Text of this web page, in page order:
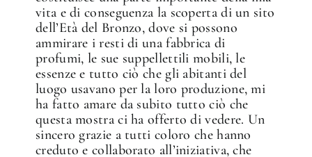
vita e di conseguenza la scoperta di un sito
dell’Età del Bronzo, dove si possono
ammirare i resti di una fabbrica di
profumi, le sue suppellettili mobili, le
essenze e tutto ciò che gli abitanti del
luogo usavano per la loro produzione, mi
ha fatto amare da subito tutto ciò che
questa mostra ci ha offerto di vedere. Un
sincero grazie a tutti coloro che hanno
creduto e collaborato all’iniziativa, che